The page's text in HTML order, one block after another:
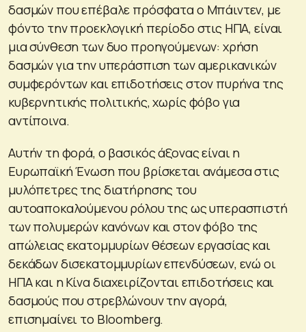
δασμών που επέβαλε πρόσφατα ο Μπάιντεν, με
φόντο την προεκλογική περίοδο στις ΗΠΑ, είναι
μια σύνθεση των δυο προηγούμενων: χρήση
δασμών για την υπεράσπιση των αμερικανικών
συμφερόντων και επιδοτήσεις στον πυρήνα της
κυβερνητικής πολιτικής, χωρίς φόβο για
αντίποινα.
Αυτήν τη φορά, ο βασικός άξονας είναι η
Ευρωπαϊκή Ένωση που βρίσκεται ανάμεσα στις
μυλόπετρες της διατήρησης του
αυτοαποκαλούμενου ρόλου της ως υπερασπιστή
των πολυμερών κανόνων και στον φόβο της
απώλειας εκατομμυρίων θέσεων εργασίας και
δεκάδων δισεκατομμυρίων επενδύσεων, ενώ οι
ΗΠΑ και η Κίνα διαχειρίζονται επιδοτήσεις και
δασμούς που στρεβλώνουν την αγορά,
επισημαίνει το Bloomberg.